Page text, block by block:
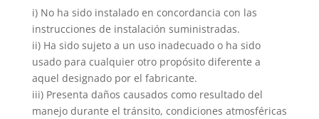
i) No ha sido instalado en concordancia con las
instrucciones de instalación suministradas.
ii) Ha sido sujeto a un uso inadecuado o ha sido
usado para cualquier otro propósito diferente a
aquel designado por el fabricante.
iii) Presenta daños causados como resultado del
manejo durante el tránsito, condiciones atmosféricas